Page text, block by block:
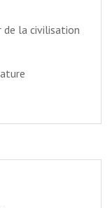
de la civilisation